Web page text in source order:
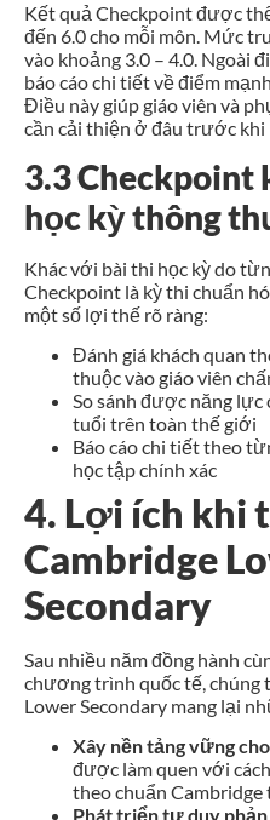
Kết quả Checkpoint được
đến 6.0 cho mỗi môn. Mức
vào khoảng 3.0 – 4.0. Ngoài
báo cáo chi tiết về điểm
Điều này giúp giáo viên và
cần cải thiện ở đâu trước khi
3.3 Checkpoint
học kỳ thông
Khác với bài thi học kỳ do
Checkpoint là kỳ thi chuẩn
một số lợi thế rõ ràng:
Đánh giá khách quan
thuộc vào giáo viên
So sánh được năng lực
tuổi trên toàn thế giới
Báo cáo chi tiết theo
học tập chính xác
4. Lợi ích khi
Cambridge
Secondary
Sau nhiều năm đồng hành
chương trình quốc tế, chúng
Lower Secondary mang lại
Xây nền tảng vững
được làm quen với
theo chuẩn Cambridge
Phát triển tư duy